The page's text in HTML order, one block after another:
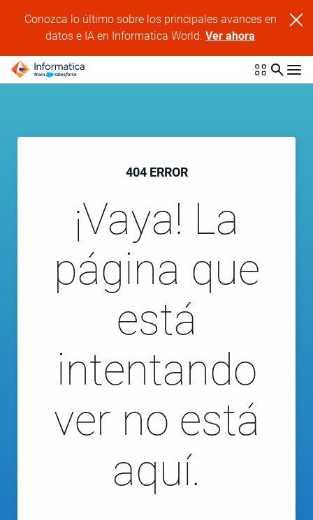
Conozca lo último sobre los principales avances en
datos e IA en Informatica World.Ver ahora
404 ERROR
¡Vaya! La
página que
está
intentando
ver no está
aquí.